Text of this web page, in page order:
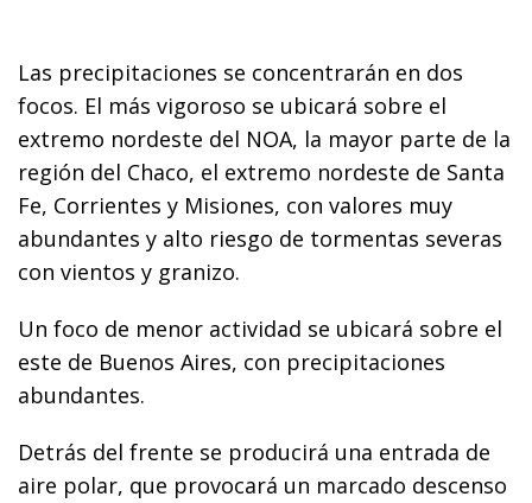
Las precipitaciones se concentrarán en dos
focos. El más vigoroso se ubicará sobre el
extremo nordeste del NOA, la mayor parte de la
región del Chaco, el extremo nordeste de Santa
Fe, Corrientes y Misiones, con valores muy
abundantes y alto riesgo de tormentas severas
con vientos y granizo.
Un foco de menor actividad se ubicará sobre el
este de Buenos Aires, con precipitaciones
abundantes.
Detrás del frente se producirá una entrada de
aire polar, que provocará un marcado descenso